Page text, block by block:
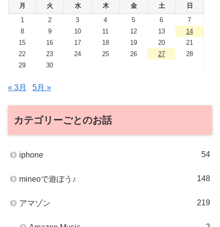
月 火 水 木 金 土
日
1
2 3 4 5 6
7
8
9 10 11 12 13
14
15
16 17 18 19 20
21
22
23 24 25 26 27
28
29
30
« 3月 5月 »
カテゴリーごとのお話
iphone 54
mineoで遊ぼう♪ 148
アマゾン 219